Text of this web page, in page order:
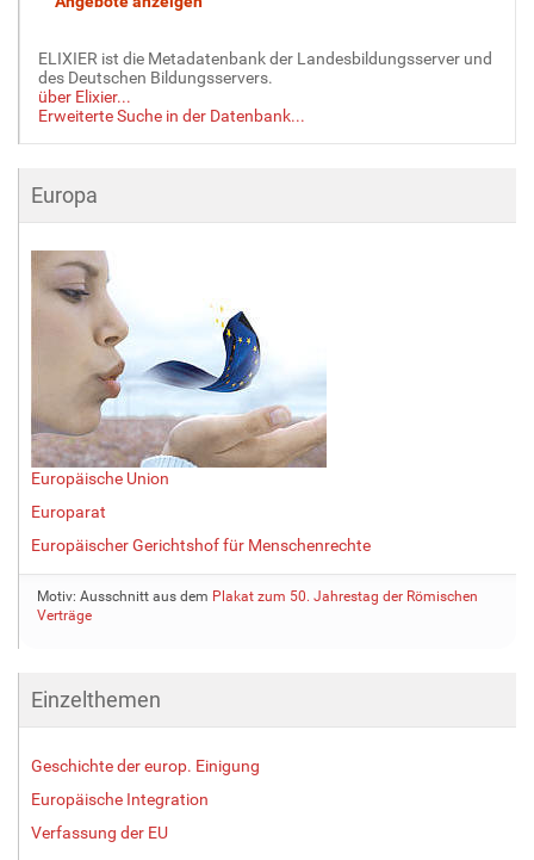
ELIXIER ist die Metadatenbank der Landesbildungsserver und
des Deutschen Bildungsservers.
über Elixier...
Erweiterte Suche in der Datenbank...
Europa
Europäische Union
Europarat
Europäischer Gerichtshof für Menschenrechte
Motiv: Ausschnitt aus dem Plakat zum 50. Jahrestag der Römischen
Verträge
Einzelthemen
Geschichte der europ. Einigung
Europäische Integration
Verfassung der EU